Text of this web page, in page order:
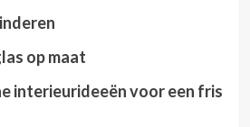
op maat
interieurideeën voor een fris